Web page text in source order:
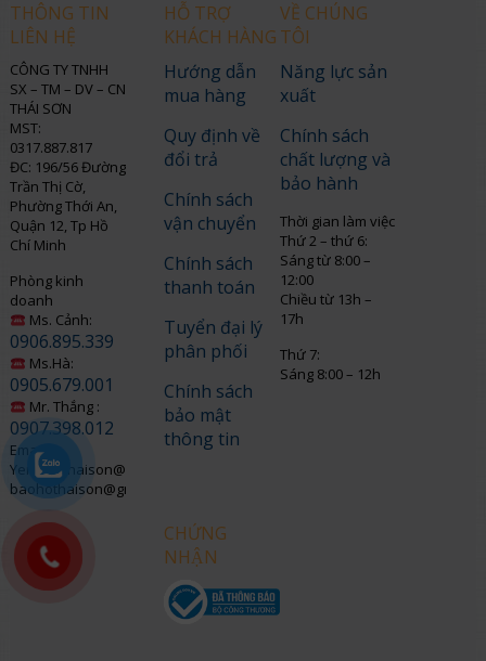
THÔNG TIN
LIÊN HỆ
CÔNG TY TNHH
SX – TM – DV – CN
THÁI SƠN
MST:
0317.887.817
ĐC: 196/56 Đường
Trần Thị Cờ,
Phường Thới An,
Quận 12, Tp Hồ
Chí Minh
Phòng kinh
doanh
Ms. Cảnh:
0906.895.339
Ms.Hà:
0905.679.001
Mr. Thắng :
0907.398.012
Email:
Yenngo.thaison@gmail.com
baohothaison@gmail.com
HỖ TRỢ
KHÁCH HÀNG
Hướng dẫn
mua hàng
Quy định về
đổi trả
Chính sách
vận chuyển
Chính sách
thanh toán
Tuyển đại lý
phân phối
Chính sách
bảo mật
thông tin
CHỨNG
NHẬN
VỀ CHÚNG
TÔI
Năng lực sản
xuất
Chính sách
chất lượng và
bảo hành
Thời gian làm việc
Thứ 2 – thứ 6:
Sáng từ 8:00 –
12:00
Chiều từ 13h –
17h
Thứ 7:
Sáng 8:00 – 12h